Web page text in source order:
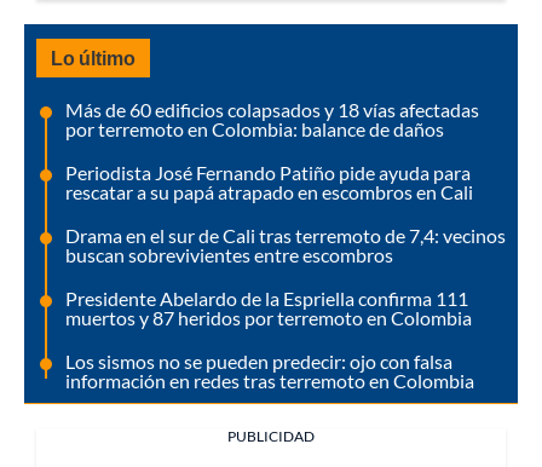
Lo último
Más de 60 edificios colapsados y 18 vías afectadas
por terremoto en Colombia: balance de daños
Periodista José Fernando Patiño pide ayuda para
rescatar a su papá atrapado en escombros en Cali
Drama en el sur de Cali tras terremoto de 7,4: vecinos
buscan sobrevivientes entre escombros
Presidente Abelardo de la Espriella confirma 111
muertos y 87 heridos por terremoto en Colombia
Los sismos no se pueden predecir: ojo con falsa
información en redes tras terremoto en Colombia
PUBLICIDAD